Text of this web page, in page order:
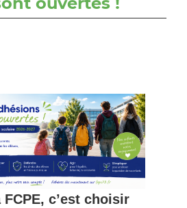
c’est choisir